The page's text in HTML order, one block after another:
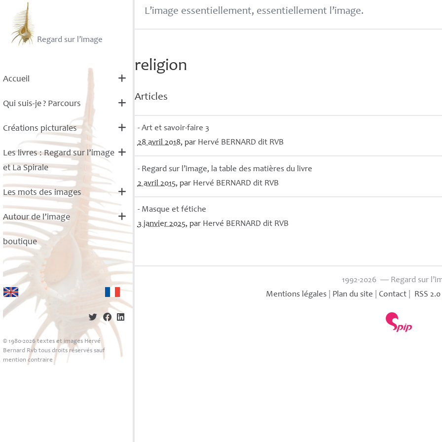
Regard sur l’image
Accueil
Qui suis-je? Parcours
Créations picturales
Les livres : Regard sur l’image
et La Spirale
Les mots des images
Autour de l’image
boutique
© 1980-2026 textes et images Hervé
Bernard Rvb tous droits réservés sauf
mention contraire
L’image essentiellement, essentiellement l’image.
religion
Articles
- Art et savoir-faire 3
28 avril 2018, par Hervé BERNARD dit RVB
- Regard sur l’image, la table des matières du livre
2 avril 2015, par Hervé BERNARD dit RVB
- Masque et fétiche
3 janvier 2025, par Hervé BERNARD dit RVB
1992-2026 — Regard sur
Mentions légales
Plan du site |Contact RSS 2.0